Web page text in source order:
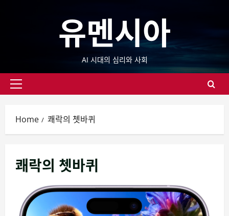
유멘시아
AI 시대의 심리와 사회
Primary
Home 쾌락의 쳇바퀴
쾌락의 쳇바퀴